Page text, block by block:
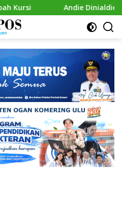
Andie Dinialdie Kembalikan